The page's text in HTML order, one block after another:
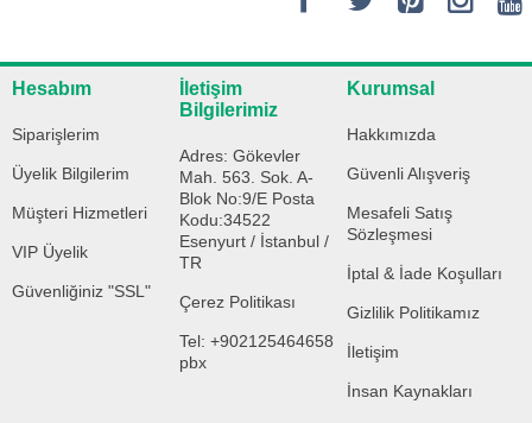
Hesabım
Siparişlerim
Üyelik Bilgilerim
Müşteri Hizmetleri
VIP Üyelik
Güvenliğiniz "SSL"
İletişim
Bilgilerimiz
Adres: Gökevler
Mah. 563. Sok. A-
Blok No:9/E Posta
Kodu:34522
Esenyurt / İstanbul /
TR
Çerez Politikası
Tel: +902125464658
pbx
Kurumsal
Hakkımızda
Güvenli Alışveriş
Mesafeli Satış
Sözleşmesi
İptal & İade Koşulları
Gizlilik Politikamız
İletişim
İnsan Kaynakları